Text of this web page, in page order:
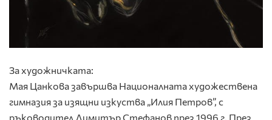
За художничката:
Мая Цанкова завършва Националната художествена
гимназия за изящни изкуства „Илия Петров”, с
ръководител Димитър Стефанов през 1996 г. През